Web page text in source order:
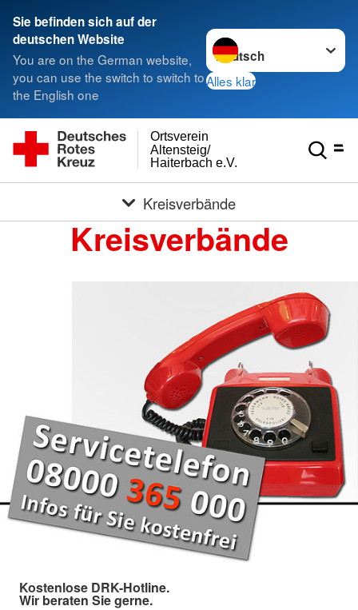
Sie befinden sich auf der
deutschen Website
You are on the German website,
you can use the switch to switch to
the English one
Sprache wechseln zu
Alles klar
Haiterbach e.V.
Altensteig/
Ortsverein
Kreisverbände
Kreisverbände
Kostenlose DRK-Hotline.
Wir beraten Sie gerne.